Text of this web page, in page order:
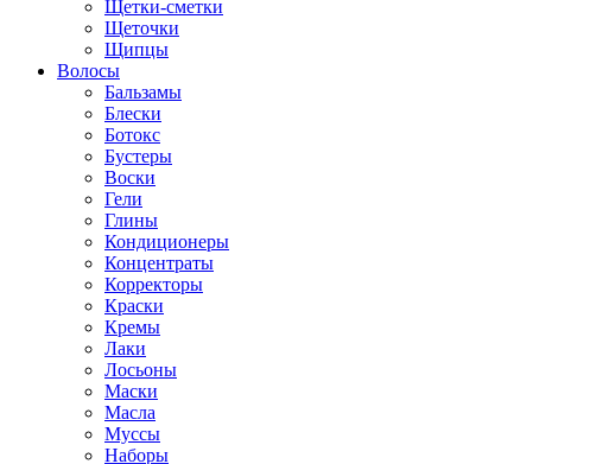
Щетки-сметки
Щеточки
Щипцы
Волосы
Бальзамы
Блески
Ботокс
Бустеры
Воски
Гели
Глины
Кондиционеры
Концентраты
Корректоры
Краски
Кремы
Лаки
Лосьоны
Маски
Масла
Муссы
Наборы